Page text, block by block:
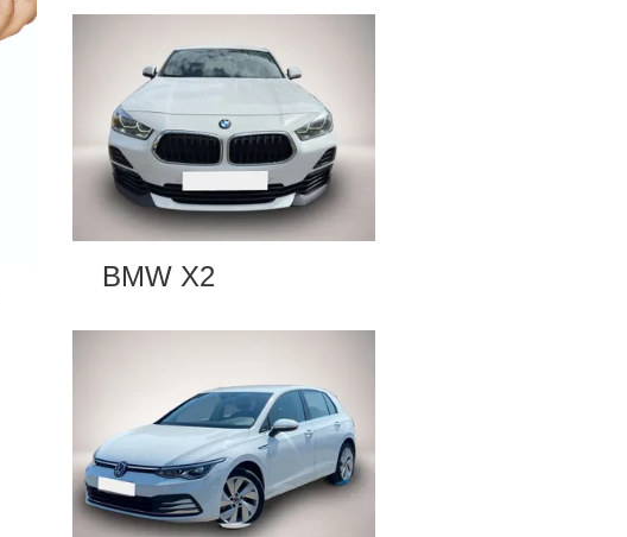
BMW X2